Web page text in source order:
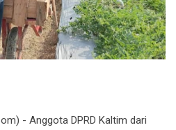
- Anggota DPRD Kaltim dari